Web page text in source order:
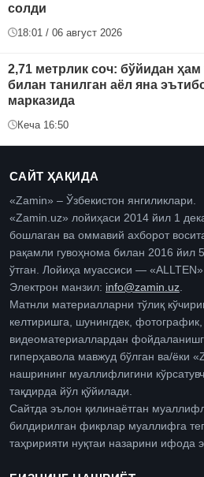
солди
18:01 / 06 август 2026
2,71 метрлик соч: бўйидан ҳам
билан танилган аёл яна
марказида
Кеча 16:50
САЙТ ҲАҚИДА
«Zamin» – Ўзбекистон янгиликлари.
«Zamin.uz» лойиҳаси 2014 йил 1
бошлаган ва оммавий ахборот
рақамли гувоҳнома билан 2016 йил
ўтган. Лойиҳа муассиси —
Электрон манзил: info@zamin.uz
Матнли материалларни тўлиқ
келтиришга, шунингдек,
видеоматериаллардан
гиперҳавола мавжуд бўлган ва/ёки
нашрининг муаллифлигини
тақдирда йўл қўйилади.
Сайтда эълон қилинаётган
билдирилган фикрлар муаллифга
таҳририяти нуқтаи назарини ифода